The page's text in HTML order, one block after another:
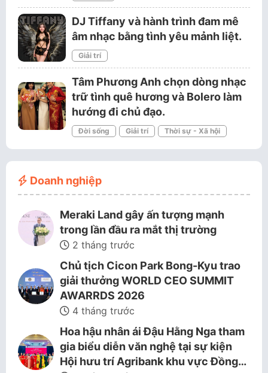
DJ Tiffany và hành trình đam mê
âm nhạc bằng tình yêu mảnh liệt.
Giải trí
Tâm Phương Anh chọn dòng nhạc
trữ tình quê hương và Bolero làm
hướng đi chủ đạo.
Đời sống Giải trí Thời sự - Xã hội
Doanh nghiệp
Meraki Land gây ấn tượng mạnh
trong lần đầu ra mắt thị trường
2 tháng trước
Chủ tịch Cicon Park Bong-Kyu trao
giải thưởng WORLD CEO SUMMIT
AWARRDS 2026
4 tháng trước
Hoa hậu nhân ái Đậu Hằng Nga tham
gia biểu diễn văn nghệ tại sự kiện
Hội hưu trí Agribank khu vực Đồng…